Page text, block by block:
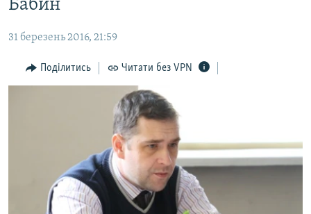
до
основної
навігації
Перейти
до
БЛОГИ
ПОГЛЯД
ДЕПОРТАЦІЯ
ВІДЕОУРОКИ «ELIFBE»
ЯК ОБІЙТИ БЛОКУВАННЯ
Русский
Бабин
31 березень 2016, 21:59
Поділитись Читати без VPN